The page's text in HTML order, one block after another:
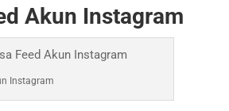
Akun Instagram
Instagram